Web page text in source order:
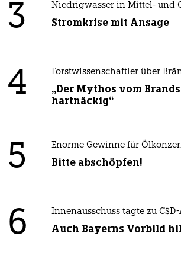
3 Niedrigwasser in Mittel- und
Stromkrise mit Ansage
4 Forstwissenschaftler über
„Der Mythos vom
hartnäckig“
5 Enorme Gewinne für
Bitte abschöpfen!
6 Innenausschuss tagte zu
Auch Bayerns Vorbild